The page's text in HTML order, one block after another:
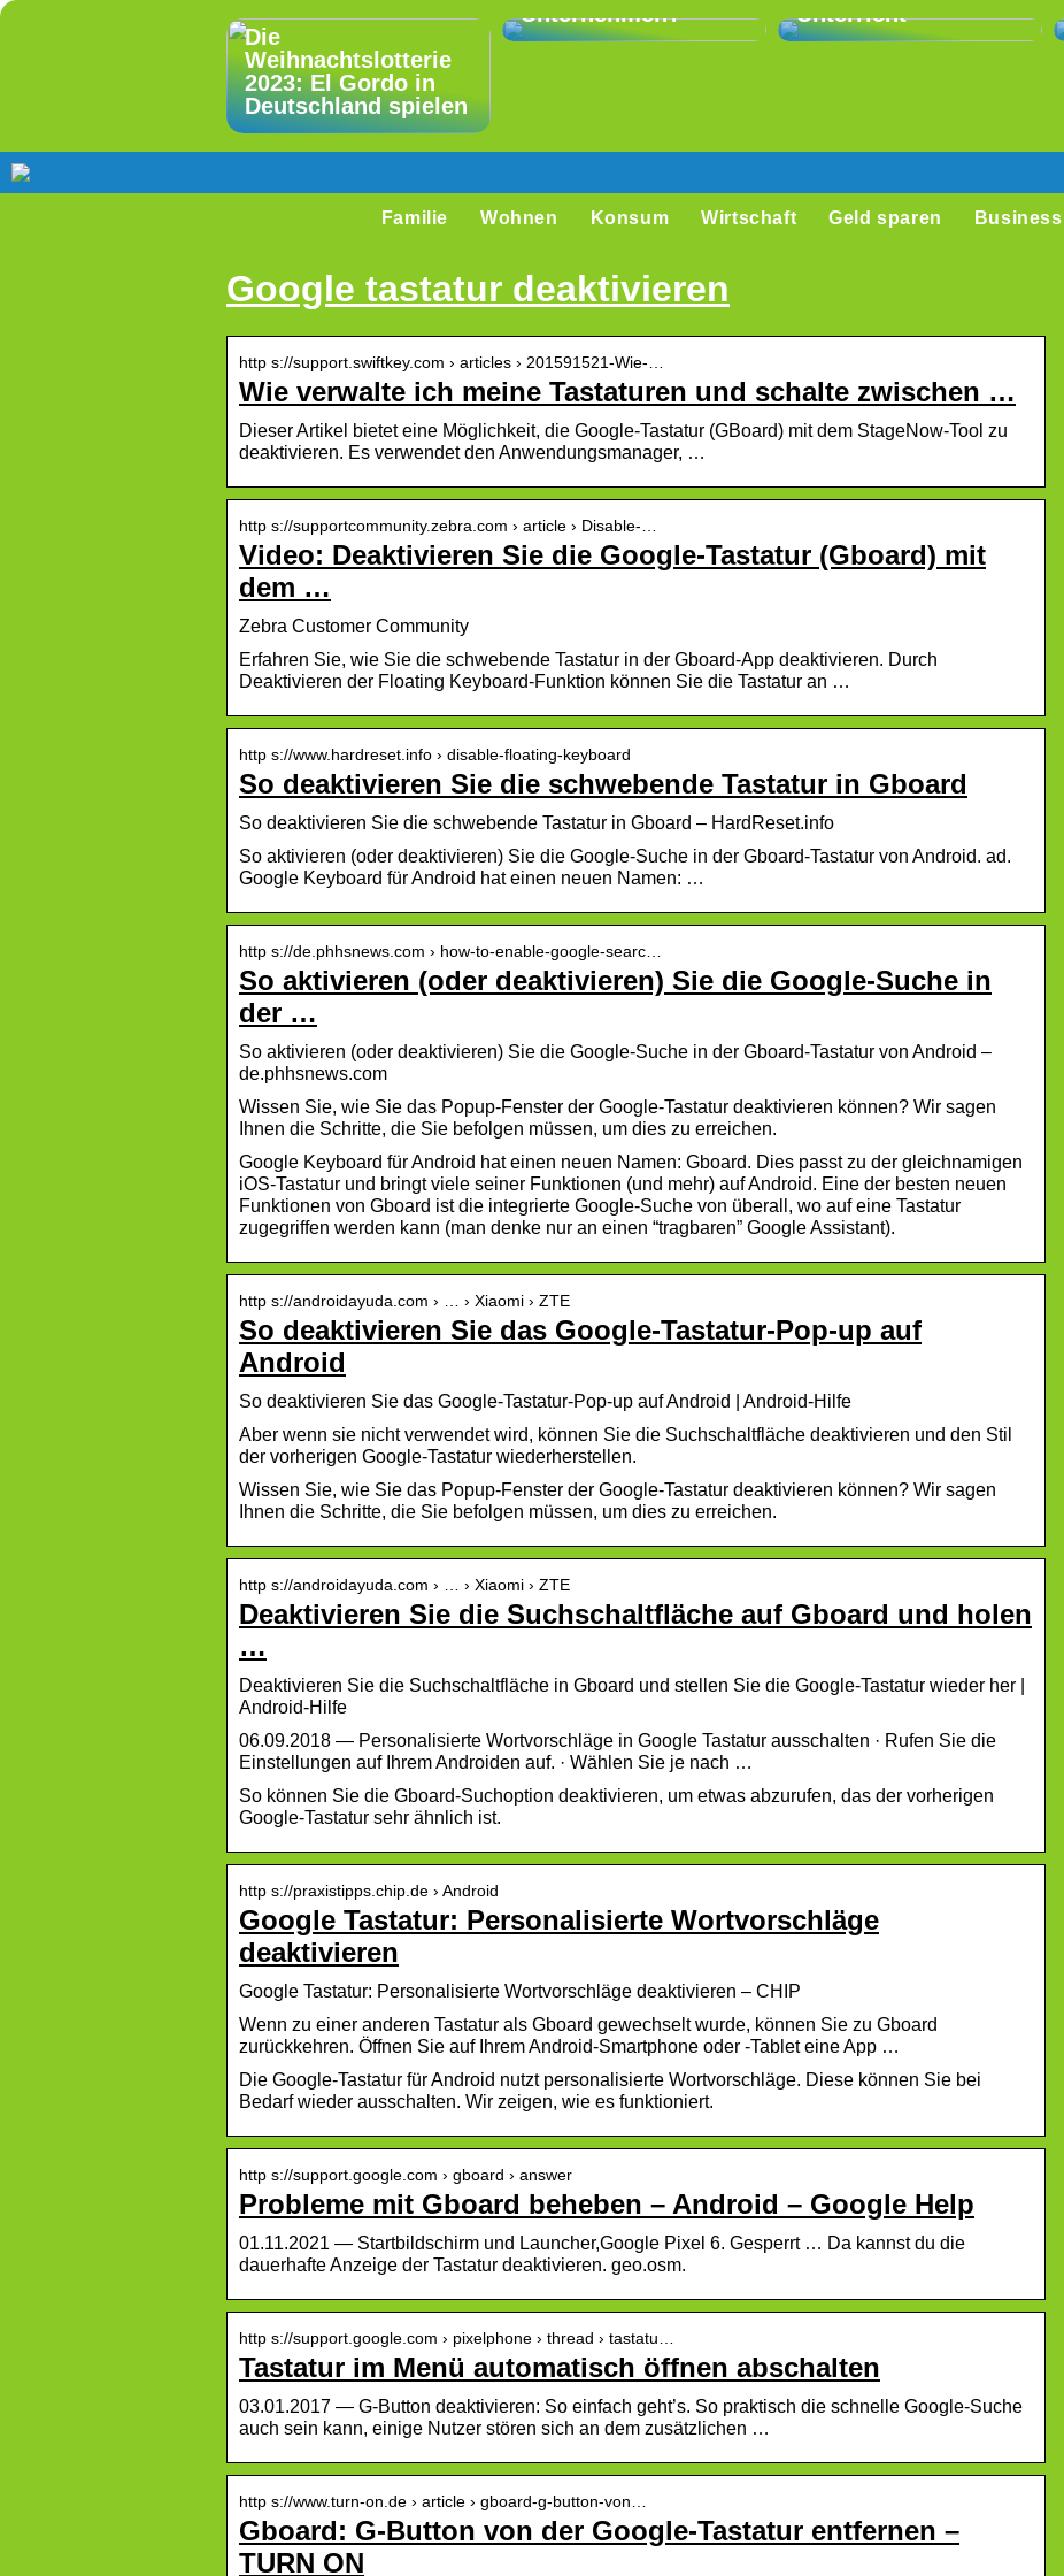
Die
Weihnachtslotterie
2023: El Gordo in
Deutschland spielen
Unternehmen?
Unterricht
Familie Wohnen Konsum Wirtschaft Geld sparen Business
Google tastatur deaktivieren
http s://support.swiftkey.com › articles › 201591521-Wie-…
Wie verwalte ich meine Tastaturen und schalte zwischen …
Dieser Artikel bietet eine Möglichkeit, die Google-Tastatur (GBoard) mit dem StageNow-Tool zu
deaktivieren. Es verwendet den Anwendungsmanager, …
http s://supportcommunity.zebra.com › article › Disable-…
Video: Deaktivieren Sie die Google-Tastatur (Gboard) mit
dem …
Zebra Customer Community
Erfahren Sie, wie Sie die schwebende Tastatur in der Gboard-App deaktivieren. Durch
Deaktivieren der Floating Keyboard-Funktion können Sie die Tastatur an …
http s://www.hardreset.info › disable-floating-keyboard
So deaktivieren Sie die schwebende Tastatur in Gboard
So deaktivieren Sie die schwebende Tastatur in Gboard – HardReset.info
So aktivieren (oder deaktivieren) Sie die Google-Suche in der Gboard-Tastatur von Android. ad.
Google Keyboard für Android hat einen neuen Namen: …
http s://de.phhsnews.com › how-to-enable-google-searc…
So aktivieren (oder deaktivieren) Sie die Google-Suche in
der …
So aktivieren (oder deaktivieren) Sie die Google-Suche in der Gboard-Tastatur von Android –
de.phhsnews.com
Wissen Sie, wie Sie das Popup-Fenster der Google-Tastatur deaktivieren können? Wir sagen
Ihnen die Schritte, die Sie befolgen müssen, um dies zu erreichen.
Google Keyboard für Android hat einen neuen Namen: Gboard. Dies passt zu der gleichnamigen
iOS-Tastatur und bringt viele seiner Funktionen (und mehr) auf Android. Eine der besten neuen
Funktionen von Gboard ist die integrierte Google-Suche von überall, wo auf eine Tastatur
zugegriffen werden kann (man denke nur an einen “tragbaren” Google Assistant).
http s://androidayuda.com › … › Xiaomi › ZTE
So deaktivieren Sie das Google-Tastatur-Pop-up auf
Android
So deaktivieren Sie das Google-Tastatur-Pop-up auf Android | Android-Hilfe
Aber wenn sie nicht verwendet wird, können Sie die Suchschaltfläche deaktivieren und den Stil
der vorherigen Google-Tastatur wiederherstellen.
Wissen Sie, wie Sie das Popup-Fenster der Google-Tastatur deaktivieren können? Wir sagen
Ihnen die Schritte, die Sie befolgen müssen, um dies zu erreichen.
http s://androidayuda.com › … › Xiaomi › ZTE
Deaktivieren Sie die Suchschaltfläche auf Gboard und holen
…
Deaktivieren Sie die Suchschaltfläche in Gboard und stellen Sie die Google-Tastatur wieder her |
Android-Hilfe
06.09.2018 — Personalisierte Wortvorschläge in Google Tastatur ausschalten · Rufen Sie die
Einstellungen auf Ihrem Androiden auf. · Wählen Sie je nach …
So können Sie die Gboard-Suchoption deaktivieren, um etwas abzurufen, das der vorherigen
Google-Tastatur sehr ähnlich ist.
http s://praxistipps.chip.de › Android
Google Tastatur: Personalisierte Wortvorschläge
deaktivieren
Google Tastatur: Personalisierte Wortvorschläge deaktivieren – CHIP
Wenn zu einer anderen Tastatur als Gboard gewechselt wurde, können Sie zu Gboard
zurückkehren. Öffnen Sie auf Ihrem Android-Smartphone oder -Tablet eine App …
Die Google-Tastatur für Android nutzt personalisierte Wortvorschläge. Diese können Sie bei
Bedarf wieder ausschalten. Wir zeigen, wie es funktioniert.
http s://support.google.com › gboard › answer
Probleme mit Gboard beheben – Android – Google Help
01.11.2021 — Startbildschirm und Launcher,Google Pixel 6. Gesperrt … Da kannst du die
dauerhafte Anzeige der Tastatur deaktivieren. geo.osm.
http s://support.google.com › pixelphone › thread › tastatu…
Tastatur im Menü automatisch öffnen abschalten
03.01.2017 — G-Button deaktivieren: So einfach geht’s. So praktisch die schnelle Google-Suche
auch sein kann, einige Nutzer stören sich an dem zusätzlichen …
http s://www.turn-on.de › article › gboard-g-button-von…
Gboard: G-Button von der Google-Tastatur entfernen –
TURN ON